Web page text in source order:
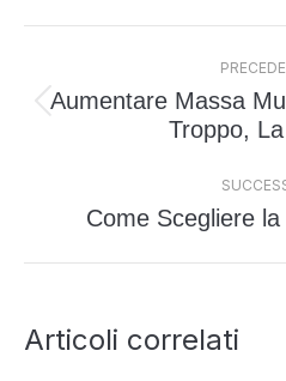
tra
Aumentare Massa
Troppo,
Come Scegliere
Articoli correlati